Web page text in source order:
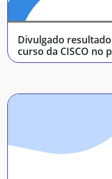
Divulgado
curso da CISCO no